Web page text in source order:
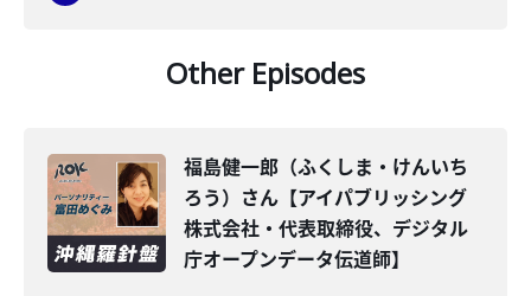
Other Episodes
福島健一郎（ふくしま・けんいち
ろう）さん【アイパブリッシング
株式会社・代表取締役、デジタル
庁オープンデータ伝道師】